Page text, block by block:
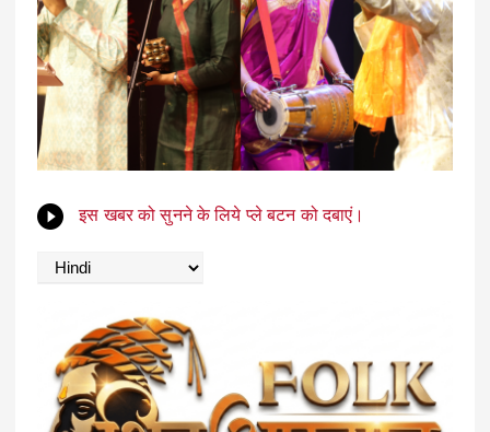
इस खबर को सुनने के लिये प्ले बटन को दबाएं।